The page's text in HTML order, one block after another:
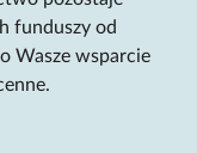
funduszy od
Wasze wsparcie